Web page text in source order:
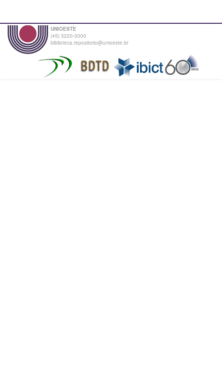
UNIOESTE
(45) 3220-3000
biblioteca.repositorio@unioeste.br